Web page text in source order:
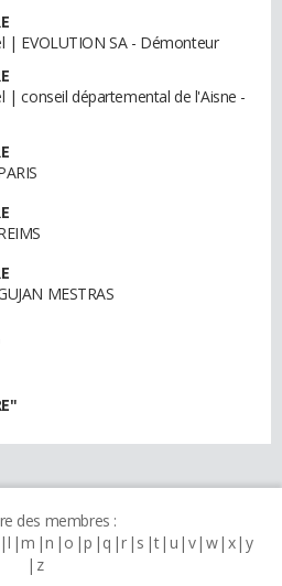
| EVOLUTION SA - Démonteur
| conseil départemental de l'Aisne -
MESTRAS
des membres :
l m n o p q r s t u v w x y
z